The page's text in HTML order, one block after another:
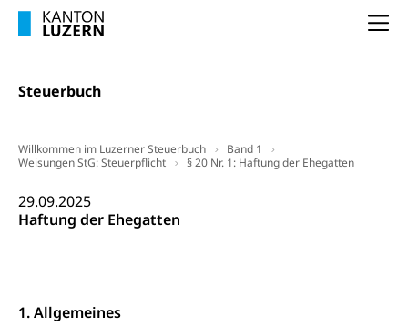
Steuerbuch
Willkommen im Luzerner Steuerbuch
Band 1
Weisungen StG: Steuerpflicht
§ 20 Nr. 1: Haftung der Ehegatten
29.09.2025
Haftung der Ehegatten
1. Allgemeines